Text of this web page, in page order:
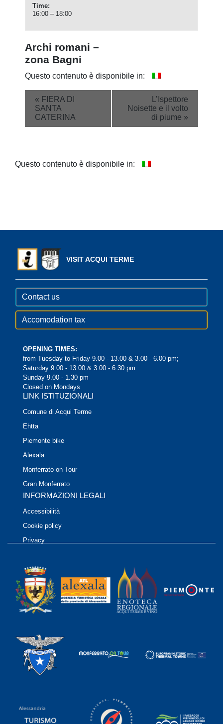
Time:
16:00 – 18:00
Archi romani –
zona Bagni
Questo contenuto è disponibile in:
Event
Navigation
« FIERA DI
SANTA
CATERINA
L’Ispettore
Noisette e il volto
di piume »
Questo contenuto è disponibile in:
VISIT ACQUI TERME
Contact us
Accomodation tax
OPENING TIMES:
from Tuesday to Friday 9.00 - 13.00 & 3.00 - 6.00 pm;
Saturday 9.00 - 13.00 & 3.00 - 6.30 pm
Sunday 9.00 - 1.30 pm
Closed on Mondays
LINK ISTITUZIONALI
Comune di Acqui Terme
Ehtta
Piemonte bike
Alexala
Monferrato on Tour
Gran Monferrato
INFORMAZIONI LEGALI
Accessibilità
Cookie policy
Privacy